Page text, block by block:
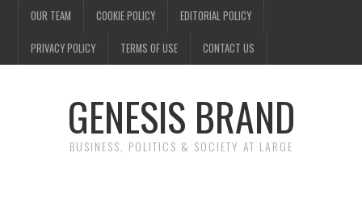
OUR TEAM COOKIE POLICY EDITORIAL POLICY
PRIVACY POLICY TERMS OF USE CONTACT US
GENESIS BRAND
BUSINESS, POLITICS & SOCIETY AT LARGE